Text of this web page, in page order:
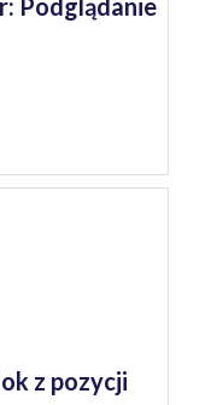
Podglądanie
z pozycji